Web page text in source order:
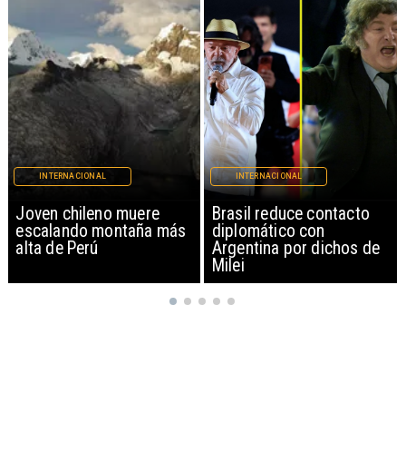
Brasil reduce contacto
diplomático con
Argentina por dichos de
INTERNACIONAL
China restringe
exportación de drones a
EEUU y sanciona
empresas
INTERNACIONAL